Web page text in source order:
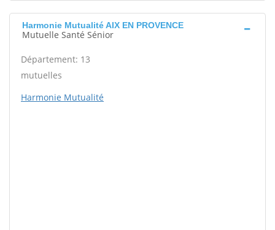
Harmonie Mutualité AIX EN PROVENCE
Mutuelle Santé Sénior
Département: 13
mutuelles
Harmonie Mutualité